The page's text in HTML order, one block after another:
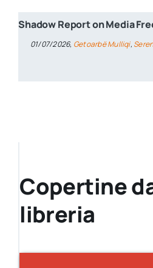
Shadow Report on Media
01/07/2026, Getoarbë Mulliqi,
Copertine
libreria